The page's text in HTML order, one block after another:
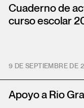
Cuaderno de
curso escolar
9 DE SEPTIEMBRE DE
Apoyo a Rio